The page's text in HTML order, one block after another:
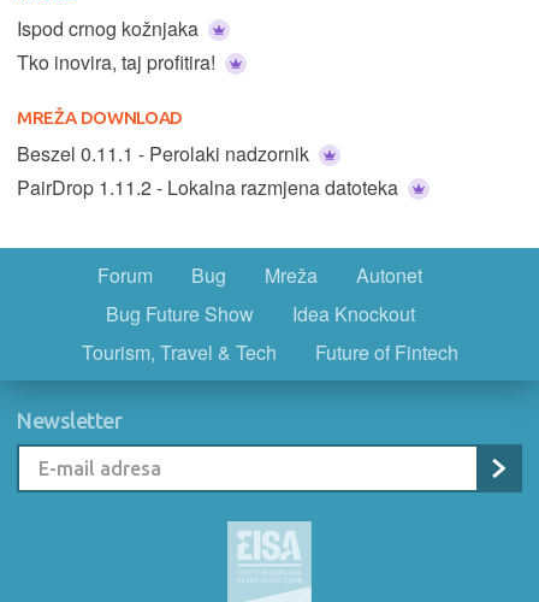
Ispod crnog kožnjaka
Tko inovira, taj profitira!
MREŽA DOWNLOAD
Beszel 0.11.1 - Perolaki nadzornik
PairDrop 1.11.2 - Lokalna razmjena datoteka
Forum Bug Mreža
Autonet
Bug Future Show
Idea Knockout
Tourism, Travel & Tech
Future of Fintech
Newsletter